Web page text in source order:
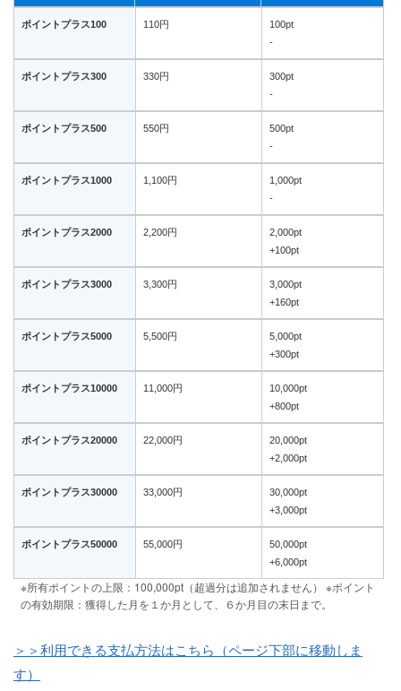
ポイントプラス100 110円
100pt
-
ポイントプラス300 330円
300pt
-
ポイントプラス500 550円
500pt
-
ポイントプラス1000 1,100円
1,000pt
-
ポイントプラス2000 2,200円
2,000pt
+100pt
ポイントプラス3000 3,300円
3,000pt
+160pt
ポイントプラス5000 5,500円
5,000pt
+300pt
ポイントプラス10000 11,000円
10,000pt
+800pt
ポイントプラス20000 22,000円
20,000pt
+2,000pt
ポイントプラス30000 33,000円
30,000pt
+3,000pt
ポイントプラス50000 55,000円
50,000pt
+6,000pt
※所有ポイントの上限：100,000pt（超過分は追加されません） ※ポイント
の有効期限：獲得した月を１か月として、６か月目の末日まで。
＞＞利用できる支払方法はこちら（ページ下部に移動しま
す）